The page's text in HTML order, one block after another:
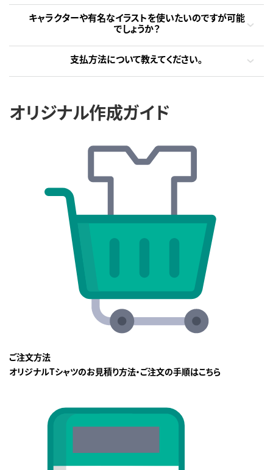
キャラクターや有名なイラストを使いたいのですが可能
でしょうか？
支払方法について教えてください。
オリジナル作成ガイド
ご注文方法
オリジナルTシャツのお見積り方法・ご注文の手順はこちら